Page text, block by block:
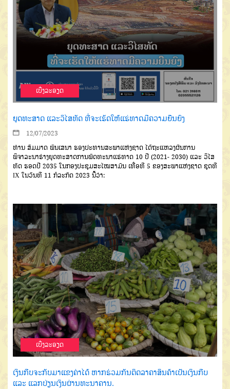
ເບີ່ງລະອຽດ
ຍຸດທະສາດ ແລະວິໄສທັດ ທີ່ຈະເຮັດໃຫ້ແຮ່ທາດມີຄວາມຍືນຍົງ
12/07/2023
ທ່ານ ສົມມາດ ພົນເສນາ ຮອງປະທານສະພາແຫ່ງຊາດ ໄດ້ຖະແຫລງຜົນການ
ພິຈາລະນາຮ່າງຍຸດທະສາດການພັດທະນາແຮ່ທາດ 10 ປີ (2021- 2030) ແລະ ວິໄສ
ທັດ ຮອດປີ 2035 ໃນກອງປະຊຸມສະໄໝສາມັນ ເທື່ອທີ 5 ຂອງສະພາແຫ່ງຊາດ ຊຸດທີ
IX ໃນວັນທີ 11 ກໍລະກົດ 2023 ນີ້ວ່າ:
ເບີ່ງລະອຽດ
ເງິນກີບຈະກັບມາແຂງຄ່າໄດ້ ຫາກຮ່ວມກັນຕິດລາຄາສິນຄ້າເປັນເງິນກີບ
ແລະ ແລກປ່ຽນເງິນຜ່ານທະນາຄານ.